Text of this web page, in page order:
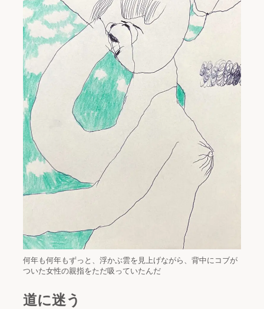
何年も何年もずっと、浮かぶ雲を見上げながら、背中にコブが
ついた女性の親指をただ吸っていたんだ
道に迷う